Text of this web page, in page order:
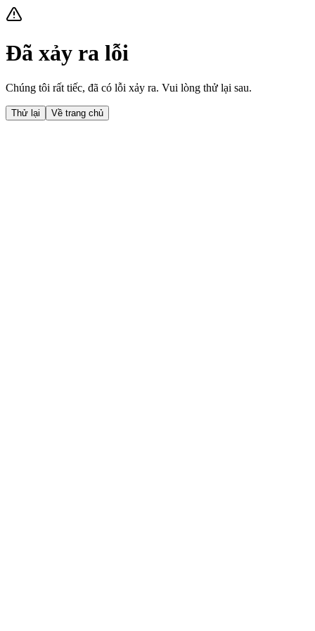
Đã xảy ra lỗi
Chúng tôi rất tiếc, đã có lỗi xảy ra. Vui lòng thử lại sau.
Thử lại Về trang chủ